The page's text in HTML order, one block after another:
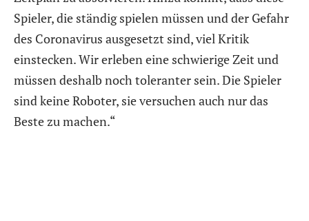
Spieler, die ständig spielen müssen und der Gefahr
des Coronavirus ausgesetzt sind, viel Kritik
einstecken. Wir erleben eine schwierige Zeit und
müssen deshalb noch toleranter sein. Die Spieler
sind keine Roboter, sie versuchen auch nur das
Beste zu machen.“